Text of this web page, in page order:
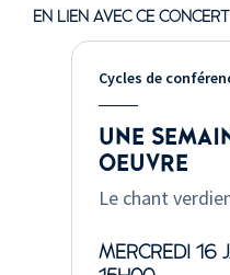
Quando le sere al placido"
Mentre gonfiarsi l'anima...
Oltre quel limite
(acte I) - extrait d'Attila
Udiste... Mira, di acerbe
(acte IV) - extrait du
Tosca : E lucevan le stelle
Il barbiere di Siviglia : La
EN LIEN AVEC CE CONCERT
Cycles de
UNE
OEUVRE
Le chant
MERCREDI 16